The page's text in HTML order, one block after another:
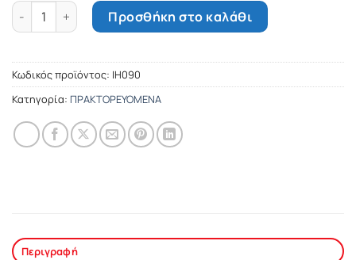
Εμείς και το θέατρο, Τεύχος 1ο, Δεκέμβριος 2000 ποσότητα
Προσθήκη στο καλάθι
Κωδικός προϊόντος: ΙΗ090
Κατηγορία: ΠΡΑΚΤΟΡΕΥΟΜΕΝΑ
Περιγραφή